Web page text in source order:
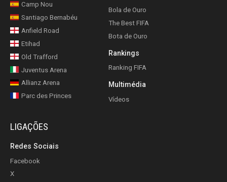
Camp Nou
Santiago Bernabéu
Anfield Road
Etihad
Old Trafford
Juventus Arena
Allianz Arena
Parc des Princes
Bola de Ouro
The Best FIFA
Bota de Ouro
Rankings
Ranking FIFA
Multimédia
Vídeos
LIGAÇÕES
Redes Sociais
Facebook
X